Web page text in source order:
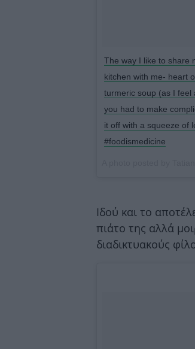
The way I like to share
kitchen with me- heart
turmeric soup (as I feel
you had to make
it off with a squeeze of
#foodismedicine
Ιδού και το
πιάτο της αλλά
διαδικτυακούς